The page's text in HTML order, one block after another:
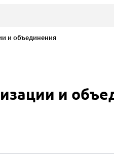
и объединения
и